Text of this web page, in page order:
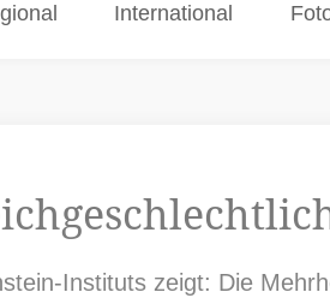
International
Instituts zeigt: Die